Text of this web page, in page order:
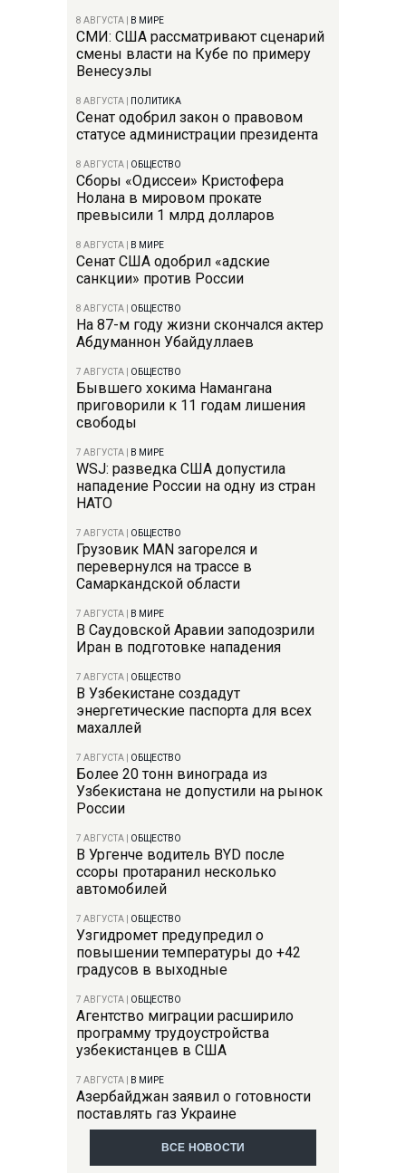
8 АВГУСТА В МИРЕ
СМИ: США рассматривают сценарий
смены власти на Кубе по примеру
Венесуэлы
8 АВГУСТА ПОЛИТИКА
Сенат одобрил закон о правовом
статусе администрации президента
8 АВГУСТА ОБЩЕСТВО
Сборы «Одиссеи» Кристофера
Нолана в мировом прокате
превысили 1 млрд долларов
8 АВГУСТА В МИРЕ
Сенат США одобрил «адские
санкции» против России
8 АВГУСТА ОБЩЕСТВО
На 87-м году жизни скончался актер
Абдуманнон Убайдуллаев
7 АВГУСТА ОБЩЕСТВО
Бывшего хокима Намангана
приговорили к 11 годам лишения
свободы
7 АВГУСТА В МИРЕ
WSJ: разведка США допустила
нападение России на одну из стран
НАТО
7 АВГУСТА ОБЩЕСТВО
Грузовик MAN загорелся и
перевернулся на трассе в
Самаркандской области
7 АВГУСТА В МИРЕ
В Саудовской Аравии заподозрили
Иран в подготовке нападения
7 АВГУСТА ОБЩЕСТВО
В Узбекистане создадут
энергетические паспорта для всех
махаллей
7 АВГУСТА ОБЩЕСТВО
Более 20 тонн винограда из
Узбекистана не допустили на рынок
России
7 АВГУСТА ОБЩЕСТВО
В Ургенче водитель BYD после
ссоры протаранил несколько
автомобилей
7 АВГУСТА ОБЩЕСТВО
Узгидромет предупредил о
повышении температуры до +42
градусов в выходные
7 АВГУСТА ОБЩЕСТВО
Агентство миграции расширило
программу трудоустройства
узбекистанцев в США
7 АВГУСТА В МИРЕ
Азербайджан заявил о готовности
поставлять газ Украине
ВСЕ НОВОСТИ